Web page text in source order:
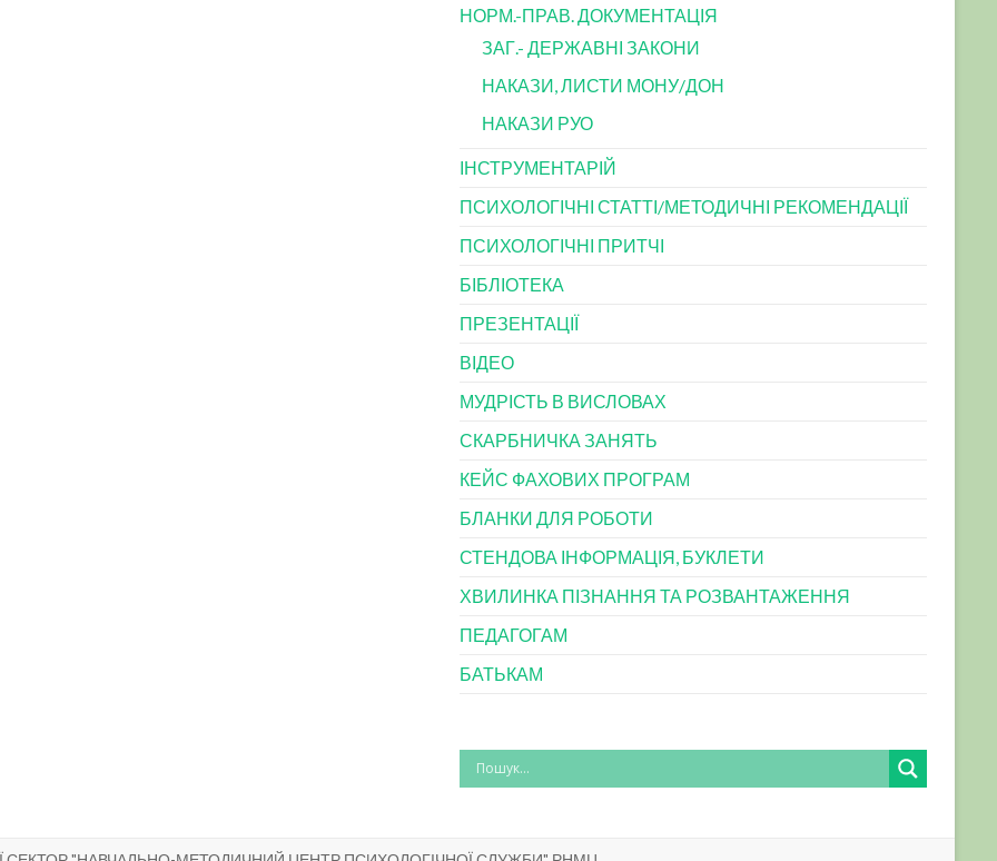
НОРМ.-ПРАВ. ДОКУМЕНТАЦІЯ
ЗАГ.- ДЕРЖАВНІ ЗАКОНИ
НАКАЗИ, ЛИСТИ МОНУ/ДОН
НАКАЗИ РУО
ІНСТРУМЕНТАРІЙ
ПСИХОЛОГІЧНІ СТАТТІ/МЕТОДИЧНІ РЕКОМЕНДАЦІЇ
ПСИХОЛОГІЧНІ ПРИТЧІ
БІБЛІОТЕКА
ПРЕЗЕНТАЦІЇ
ВІДЕО
МУДРІСТЬ В ВИСЛОВАХ
СКАРБНИЧКА ЗАНЯТЬ
КЕЙС ФАХОВИХ ПРОГРАМ
БЛАНКИ ДЛЯ РОБОТИ
СТЕНДОВА ІНФОРМАЦІЯ, БУКЛЕТИ
ХВИЛИНКА ПІЗНАННЯ ТА РОЗВАНТАЖЕННЯ
ПЕДАГОГАМ
БАТЬКАМ